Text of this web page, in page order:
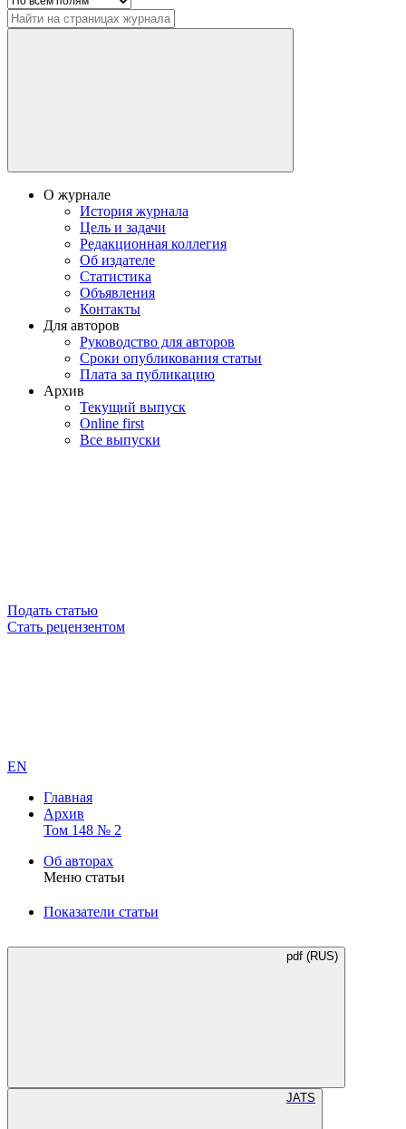
О журнале
История журнала
Цель и задачи
Редакционная коллегия
Об издателе
Статистика
Объявления
Контакты
Для авторов
Руководство для авторов
Сроки опубликования статьи
Плата за публикацию
Архив
Текущий выпуск
Online first
Все выпуски
Подать статью
Стать рецензентом
EN
Главная
Архив
Том 148 № 2
Об авторах
Меню статьи
Показатели статьи
pdf (RUS)
JATS